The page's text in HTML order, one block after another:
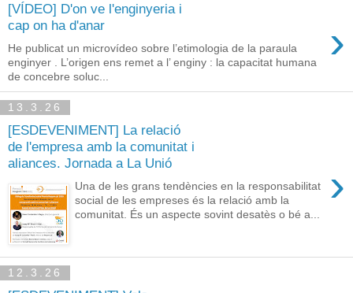
[VÍDEO] D'on ve l'enginyeria i
cap on ha d'anar
›
He publicat un microvídeo sobre l’etimologia de la paraula
enginyer . L’origen ens remet a l’ enginy : la capacitat humana
de concebre soluc...
13.3.26
[ESDEVENIMENT] La relació
de l'empresa amb la comunitat i
aliances. Jornada a La Unió
›
Una de les grans tendències en la responsabilitat
social de les empreses és la relació amb la
comunitat. És un aspecte sovint desatès o bé a...
12.3.26